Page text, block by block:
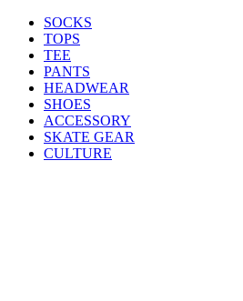
SOCKS
TOPS
TEE
PANTS
HEADWEAR
SHOES
ACCESSORY
SKATE GEAR
CULTURE